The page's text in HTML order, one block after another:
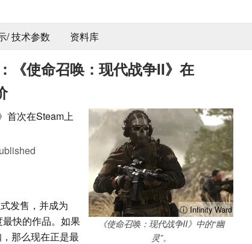
/ 技术参数 资料库
《使命召唤：现代战争II》在
ⓘ Infinity Ward
《使命召唤：现代战争II》中的“幽
灵”。
首次在Steam上
发售，并成为
快的作品。如果
那么现在正是最